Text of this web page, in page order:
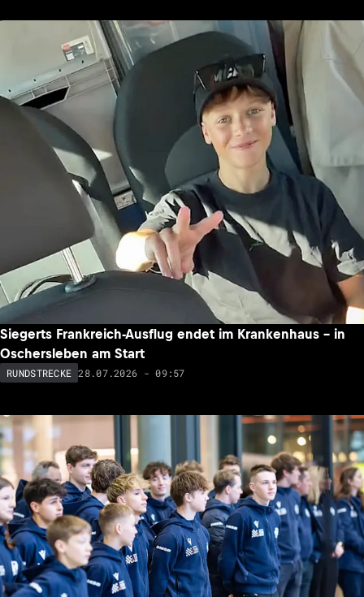
Siegerts Frankreich-Ausflug endet im Krankenhaus – in
Oschersleben am Start
RUNDSTRECKE 28.07.2026 - 09:57